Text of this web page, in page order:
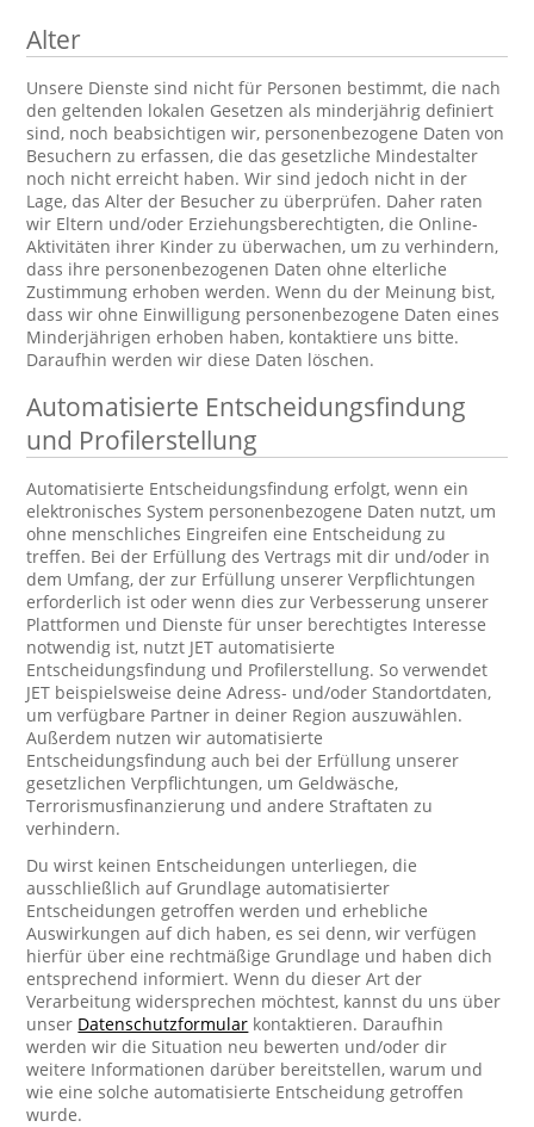
Alter
Unsere Dienste sind nicht für Personen bestimmt, die nach
den geltenden lokalen Gesetzen als minderjährig definiert
sind, noch beabsichtigen wir, personenbezogene Daten von
Besuchern zu erfassen, die das gesetzliche Mindestalter
noch nicht erreicht haben. Wir sind jedoch nicht in der
Lage, das Alter der Besucher zu überprüfen. Daher raten
wir Eltern und/oder Erziehungsberechtigten, die Online-
Aktivitäten ihrer Kinder zu überwachen, um zu verhindern,
dass ihre personenbezogenen Daten ohne elterliche
Zustimmung erhoben werden. Wenn du der Meinung bist,
dass wir ohne Einwilligung personenbezogene Daten eines
Minderjährigen erhoben haben, kontaktiere uns bitte.
Daraufhin werden wir diese Daten löschen.
Automatisierte Entscheidungsfindung
und Profilerstellung
Automatisierte Entscheidungsfindung erfolgt, wenn ein
elektronisches System personenbezogene Daten nutzt, um
ohne menschliches Eingreifen eine Entscheidung zu
treffen. Bei der Erfüllung des Vertrags mit dir und/oder in
dem Umfang, der zur Erfüllung unserer Verpflichtungen
erforderlich ist oder wenn dies zur Verbesserung unserer
Plattformen und Dienste für unser berechtigtes Interesse
notwendig ist, nutzt JET automatisierte
Entscheidungsfindung und Profilerstellung. So verwendet
JET beispielsweise deine Adress- und/oder Standortdaten,
um verfügbare Partner in deiner Region auszuwählen.
Außerdem nutzen wir automatisierte
Entscheidungsfindung auch bei der Erfüllung unserer
gesetzlichen Verpflichtungen, um Geldwäsche,
Terrorismusfinanzierung und andere Straftaten zu
verhindern.
Du wirst keinen Entscheidungen unterliegen, die
ausschließlich auf Grundlage automatisierter
Entscheidungen getroffen werden und erhebliche
Auswirkungen auf dich haben, es sei denn, wir verfügen
hierfür über eine rechtmäßige Grundlage und haben dich
entsprechend informiert. Wenn du dieser Art der
Verarbeitung widersprechen möchtest, kannst du uns über
unser Datenschutzformular kontaktieren. Daraufhin
werden wir die Situation neu bewerten und/oder dir
weitere Informationen darüber bereitstellen, warum und
wie eine solche automatisierte Entscheidung getroffen
wurde.